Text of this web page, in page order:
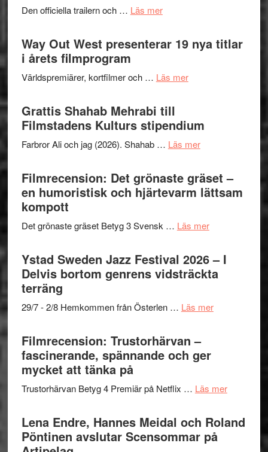
Den officiella trailern och … Läs merom
trailern
för
X-
I
Want
to
Believe
Vrach
Frankenshtey
med
Mulder
och
Dana
Way Out West presenterar 19 nya titlar
i årets filmprogram
Världspremiärer, kortfilmer och … Läs merom
presenterar
19
titlar
i
Grattis Shahab Mehrabi till
Filmstadens Kulturs stipendium
Farbror Ali och jag (2026). Shahab … Läs merom
Shahab
Mehrabi
till
Kulturs
Filmrecension: Det grönaste gräset –
en humoristisk och hjärtevarm lättsam
kompott
Det grönaste gräset Betyg 3 Svensk … Läs merom
Det
grönaste
gräset
en
hjärtevarm
Ystad Sweden Jazz Festival 2026 – I
Delvis bortom genrens vidsträckta
terräng
29/7 - 2/8 Hemkommen från Österlen … Läs merom
–
Delvis
bortom
Filmrecension: Trustorhärvan –
fascinerande, spännande och ger
mycket att tänka på
Trustorhärvan Betyg 4 Premiär på Netflix … Läs merom
–
Lena Endre, Hannes Meidal och Roland
Pöntinen avslutar Scensommar på